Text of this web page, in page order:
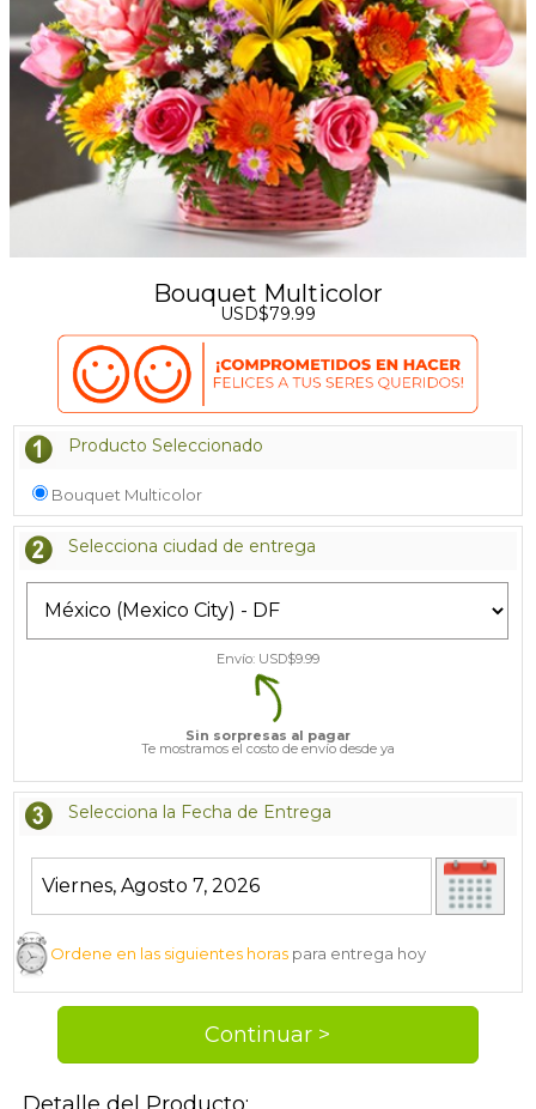
Bouquet Multicolor
USD$79.99
Producto Seleccionado
Bouquet Multicolor
Selecciona ciudad de entrega
Envío: USD$9.99
Sin sorpresas al pagar
Te mostramos el costo de envío desde ya
Selecciona la Fecha de Entrega
Ordene en las siguientes horas para entrega hoy